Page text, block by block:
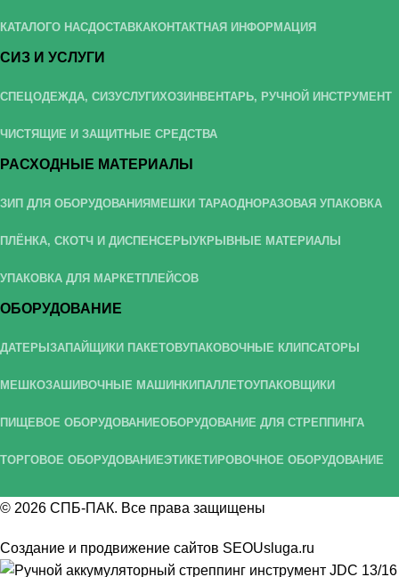
КАТАЛОГО НАСДОСТАВКАКОНТАКТНАЯ ИНФОРМАЦИЯ
СИЗ И УСЛУГИ
СПЕЦОДЕЖДА, СИЗУСЛУГИХОЗИНВЕНТАРЬ, РУЧНОЙ ИНСТРУМЕНТ
ЧИСТЯЩИЕ И ЗАЩИТНЫЕ СРЕДСТВА
РАСХОДНЫЕ МАТЕРИАЛЫ
ЗИП ДЛЯ ОБОРУДОВАНИЯМЕШКИ ТАРАОДНОРАЗОВАЯ УПАКОВКА
ПЛЁНКА, СКОТЧ И ДИСПЕНСЕРЫУКРЫВНЫЕ МАТЕРИАЛЫ
УПАКОВКА ДЛЯ МАРКЕТПЛЕЙСОВ
ОБОРУДОВАНИЕ
ДАТЕРЫЗАПАЙЩИКИ ПАКЕТОВУПАКОВОЧНЫЕ КЛИПСАТОРЫ
МЕШКОЗАШИВОЧНЫЕ МАШИНКИПАЛЛЕТОУПАКОВЩИКИ
ПИЩЕВОЕ ОБОРУДОВАНИЕОБОРУДОВАНИЕ ДЛЯ СТРЕППИНГА
ТОРГОВОЕ ОБОРУДОВАНИЕЭТИКЕТИРОВОЧНОЕ ОБОРУДОВАНИЕ
© 2026 СПБ-ПАК. Все права защищены
Создание и продвижение сайтов SEOUsluga.ru